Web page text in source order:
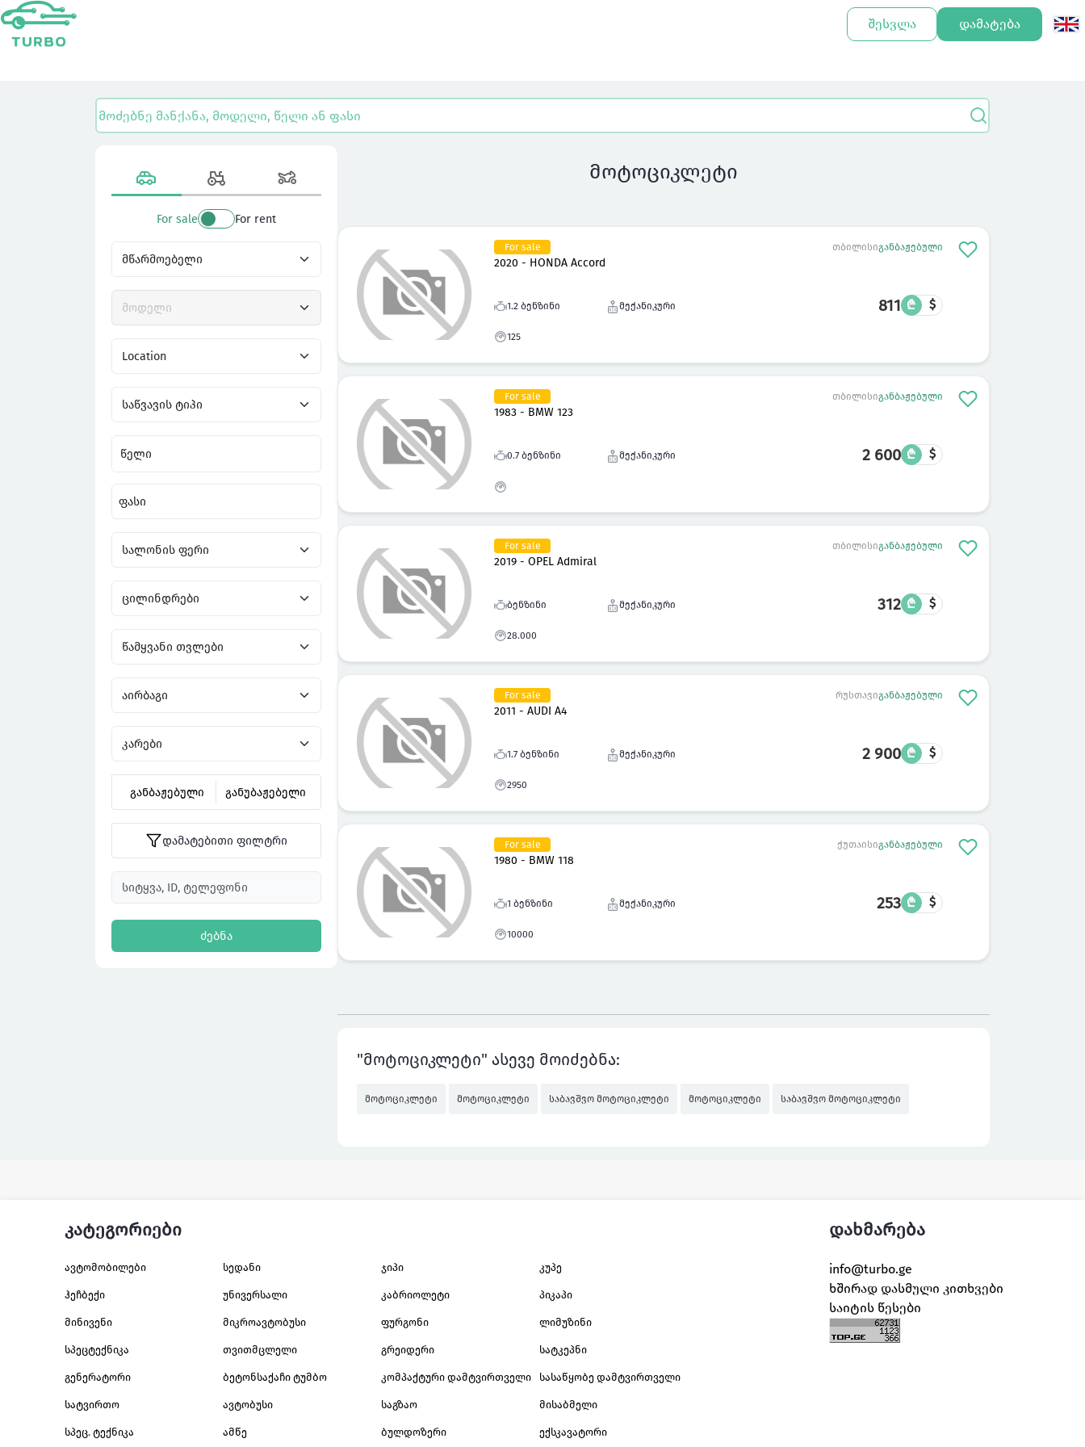
შესვლა დამატება
For sale For rent
წელი
ფასი
განბაჟებული განუბაჟებელი
დამატებითი ფილტრი
ძებნა
მოტოციკლეტი
For sale
2020 - HONDA Accord
თბილისიგანბაჟებული
1.2 ბენზინი
125
მექანიკური 811 ₾ $
For sale
1983 - BMW 123
თბილისიგანბაჟებული
0.7 ბენზინი მექანიკური 2 600 ₾ $
For sale
2019 - OPEL Admiral
თბილისიგანბაჟებული
ბენზინი
28.000
მექანიკური 312 ₾ $
For sale
2011 - AUDI A4
რუსთავიგანბაჟებული
1.7 ბენზინი
2950
მექანიკური 2 900 ₾ $
For sale
1980 - BMW 118
ქუთაისიგანბაჟებული
1 ბენზინი
10000
მექანიკური 253 ₾ $
"მოტოციკლეტი" ასევე მოიძებნა:
მოტოციკლეტი მოტოციკლეტი საბავშვო მოტოციკლეტი მოტოციკლეტი საბავშვო მოტოციკლეტი
კატეგორიები
ავტომობილები სედანი ჯიპი კუპე
ჰეჩბექი უნივერსალი კაბრიოლეტი პიკაპი
მინივენი მიკროავტობუსი ფურგონი ლიმუზინი
სპეცტექნიკა თვითმცლელი გრეიდერი სატკეპნი
გენერატორი ბეტონსაქაჩი ტუმბო კომპაქტური დამტვირთველი სასაწყობე დამტვირთველი
სატვირთო ავტობუსი საგზაო მისაბმელი
სპეც. ტექნიკა ამწე ბულდოზერი ექსკავატორი
დახმარება
info@turbo.ge
ხშირად დასმული კითხვები
საიტის წესები